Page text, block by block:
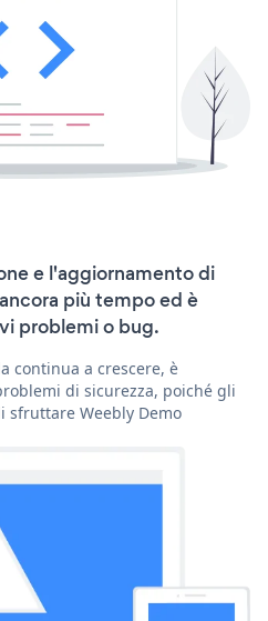
e l'aggiornamento di
più tempo ed è
problemi o bug.
continua a crescere, è
di sicurezza, poiché gli
sfruttare Weebly Demo